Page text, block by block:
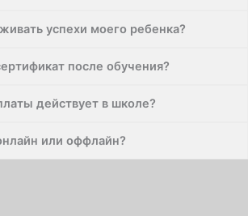
успехи моего ребенка?
после обучения?
действует в школе?
или оффлайн?